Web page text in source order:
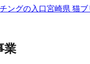
ングの入口宮崎県 猫ブ
業